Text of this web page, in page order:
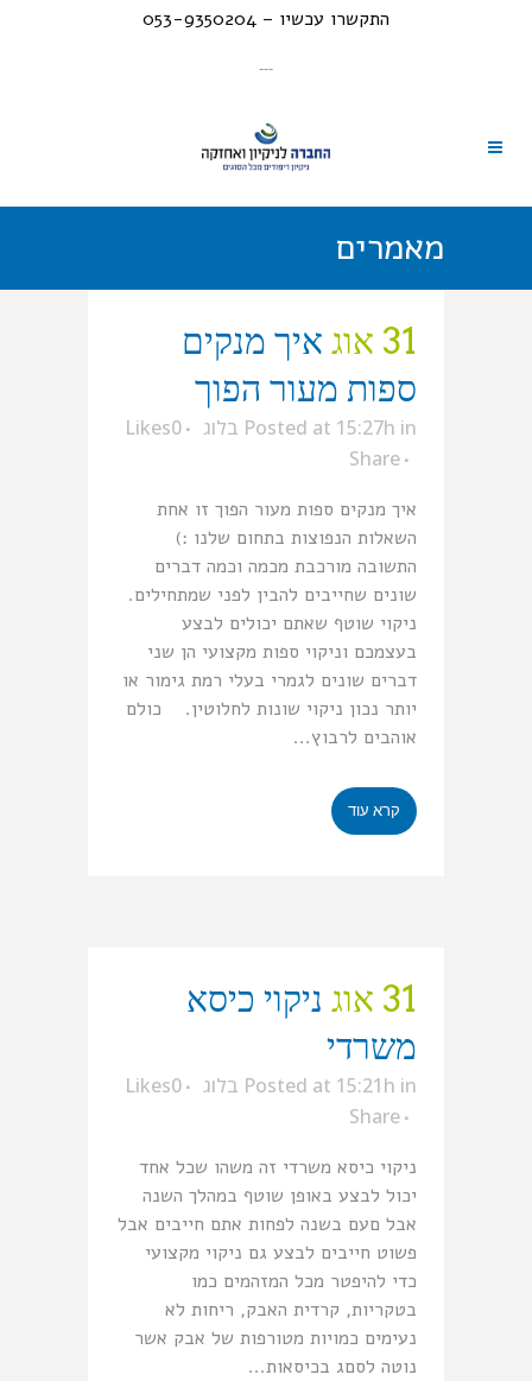
התקשרו עכשיו – 053-9350204
---
מאמרים
31 אוג
איך מנקים
ספות מעור הפוך
Posted at 15:27h in בלוג 0
Likes
Share
איך מנקים ספות מעור הפוך זו אחת
השאלות הנפוצות בתחום שלנו :)
התשובה מורכבת מכמה וכמה דברים
שונים שחייבים להבין לפני שמתחילים.
ניקוי שוטף שאתם יכולים לבצע
בעצמכם וניקוי ספות מקצועי הן שני
דברים שונים לגמרי בעלי רמת גימור או
יותר נכון ניקוי שונות לחלוטין. כולם
אוהבים לרבוץ...
קרא עוד
31 אוג
ניקוי כיסא
משרדי
Posted at 15:21h in בלוג 0
Likes
Share
ניקוי כיסא משרדי זה משהו שכל אחד
יכול לבצע באופן שוטף במהלך השנה
אבל םעם בשנה לפחות אתם חייבים אבל
פשוט חייבים לבצע גם ניקוי מקצועי
כדי להיפטר מכל המזהמים כמו
בטקריות, קרדית האבק, ריחות לא
נעימים כמויות מטורפות של אבק אשר
נוטה לסםג בכיסאות...